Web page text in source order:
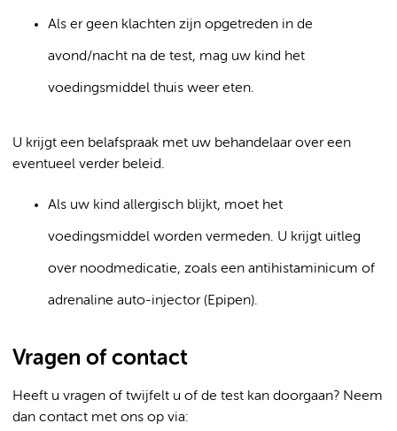
Als er geen klachten zijn opgetreden in de
avond/nacht na de test, mag uw kind het
voedingsmiddel thuis weer eten.
U krijgt een belafspraak met uw behandelaar over een
eventueel verder beleid.
Als uw kind allergisch blijkt, moet het
voedingsmiddel worden vermeden. U krijgt uitleg
over noodmedicatie, zoals een antihistaminicum of
adrenaline auto-injector (Epipen).
Vragen of contact
Heeft u vragen of twijfelt u of de test kan doorgaan? Neem
dan contact met ons op via: